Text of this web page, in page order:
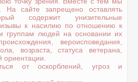
На сайте запрещено оставлять
содержит унизительные
к насилию по отношению к
группам людей на основании их
вероисповедания,
возраста, статуса ветерана,
ориентации.
от оскорблений, угроз и